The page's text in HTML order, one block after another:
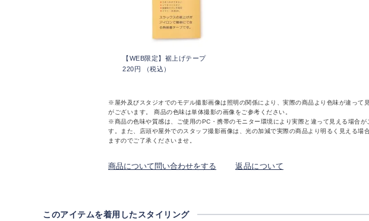
【WEB限定】裾上げテープ
220円 （税込）
※屋外及びスタジオでのモデル撮影画像は照明の関係により、実際の商品より色味が違って
がございます。 商品の色味は単体撮影の画像をご参考ください。
※商品の色味や質感は、ご使用のPC・携帯のモニター環境により実際と違って見える場合が
す。また、店頭や屋外でのスタッフ撮影画像は、光の加減で実際の商品より明るく見える場
ますのでご了承くださいませ。
商品について問い合わせをする 返品について
このアイテムを着用したスタイリング